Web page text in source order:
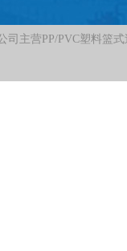
司主营PP/PVC塑料篮